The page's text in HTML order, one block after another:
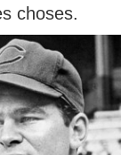
choses.